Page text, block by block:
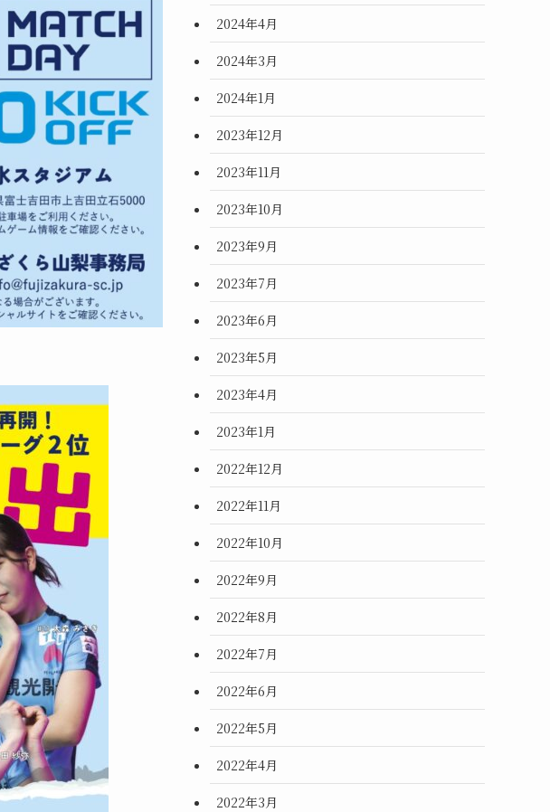
2024年4月
2024年3月
2024年1月
2023年12月
2023年11月
2023年10月
2023年9月
2023年7月
2023年6月
2023年5月
2023年4月
2023年1月
2022年12月
2022年11月
2022年10月
2022年9月
2022年8月
2022年7月
2022年6月
2022年5月
2022年4月
2022年3月